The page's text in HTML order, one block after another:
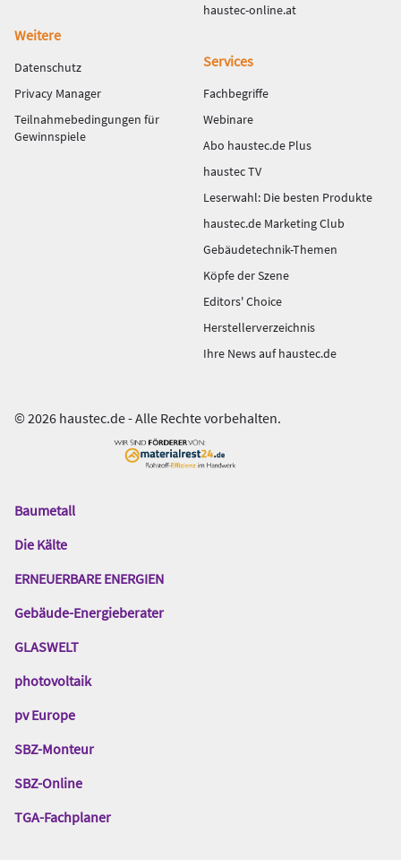
haustec-online.at
Weitere
Datenschutz
Privacy Manager
Teilnahmebedingungen für
Gewinnspiele
Services
Fachbegriffe
Webinare
Abo haustec.de Plus
haustec TV
Leserwahl: Die besten Produkte
haustec.de Marketing Club
Gebäudetechnik-Themen
Köpfe der Szene
Editors' Choice
Herstellerverzeichnis
Ihre News auf haustec.de
© 2026 haustec.de - Alle Rechte vorbehalten.
Das
Gentner
Baumetall
Die Kälte
ERNEUERBARE ENERGIEN
Gebäude-Energieberater
GLASWELT
photovoltaik
pv Europe
SBZ-Monteur
SBZ-Online
TGA-Fachplaner